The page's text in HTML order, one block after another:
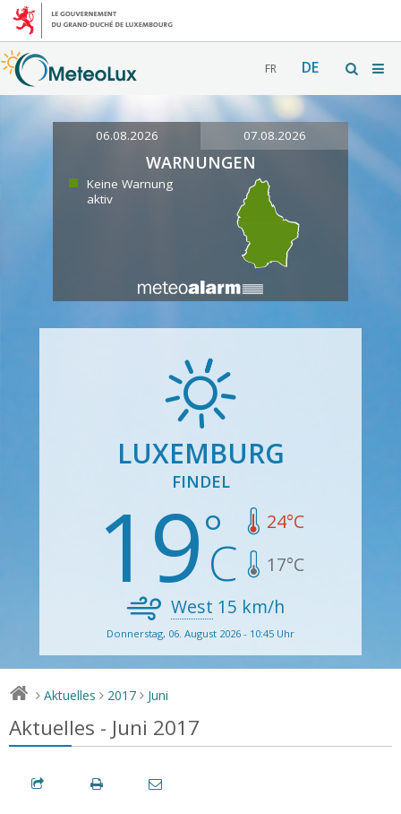
FR DE
06.08.2026 07.08.2026
WARNUNGEN
Keine Warnung
aktiv
LUXEMBURG
FINDEL
19 24°C
17°C
West 15 km/h
Donnerstag, 06. August 2026 - 10:45 Uhr
> Aktuelles > 2017 > Juni
Aktuelles - Juni 2017